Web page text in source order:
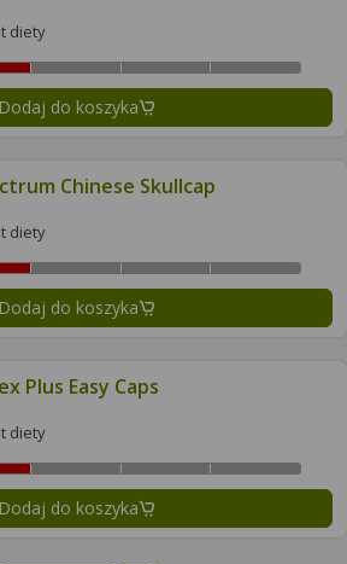
diety
Dodaj do koszyka
Chinese Skullcap
diety
Dodaj do koszyka
Plus Easy Caps
diety
Dodaj do koszyka